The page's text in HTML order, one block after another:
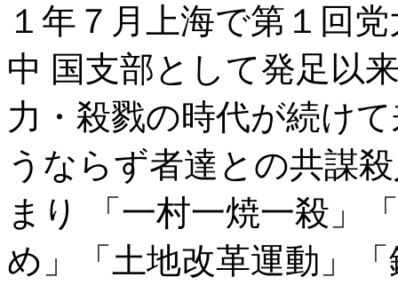
１年７月上海で第１回
中 国支部として発足以
力・殺戮の時代が続け
うならず者達との共謀
まり 「一村一焼一殺」
め」「土地改革運動」